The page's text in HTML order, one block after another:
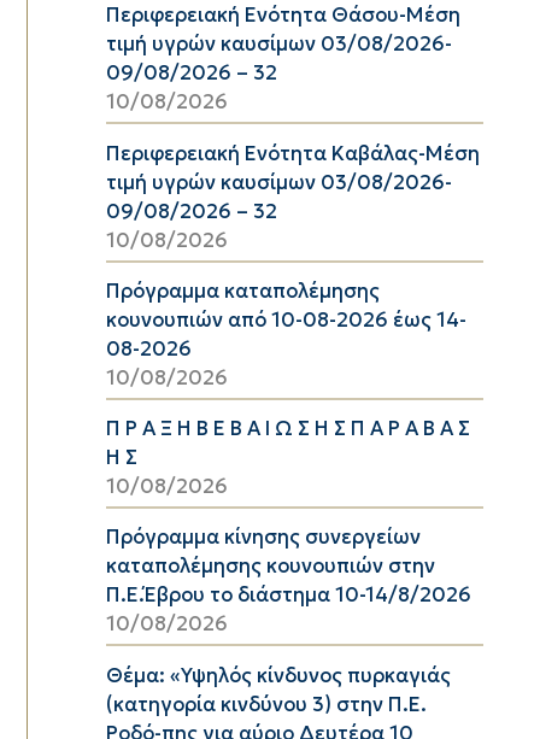
Περιφερειακή Ενότητα Θάσου-Μέση
τιμή υγρών καυσίμων 03/08/2026-
09/08/2026 – 32
10/08/2026
Περιφερειακή Ενότητα Καβάλας-Μέση
τιμή υγρών καυσίμων 03/08/2026-
09/08/2026 – 32
10/08/2026
Πρόγραμμα καταπολέμησης
κουνουπιών από 10-08-2026 έως 14-
08-2026
10/08/2026
Π Ρ Α Ξ Η Β Ε Β Α Ι Ω Σ Η Σ Π Α Ρ Α Β Α Σ
Η Σ
10/08/2026
Πρόγραμμα κίνησης συνεργείων
καταπολέμησης κουνουπιών στην
Π.Ε.Έβρου το διάστημα 10-14/8/2026
10/08/2026
Θέμα: «Υψηλός κίνδυνος πυρκαγιάς
(κατηγορία κινδύνου 3) στην Π.Ε.
Ροδό-πης για αύριο Δευτέρα 10